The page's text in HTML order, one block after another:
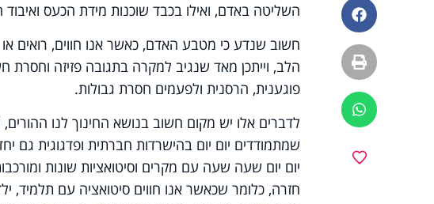
פייסבוק
הדפסה
ווטסאפ
השליטה באדם, ואילו בכבד שוכנות מידת הכעס
חשוב שנדע כי מטבע האדם, כאשר אנו חווים, רואים
הלב, וייתכן מאד שנגיב למקרה בתגובה פזיזה וחסרת
פוגענית, הרסנית ולפעמים חסרת גבולות.
לדברים אלו יש מקום חשוב בנושא החינוך לנו
שמתמודדים יום יום בהישרדות חברתית ופדגוגית גם
יום יום שעה שעה עם מקרים וסיטואציות שונות
חזרה, כלומר שכאשר אנו חווים סיטואציה עם תלמיד,